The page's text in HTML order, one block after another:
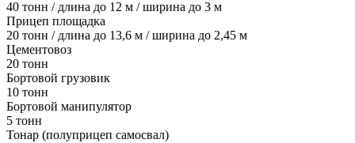
40 тонн / длина до 12 м / ширина до 3 м
Прицеп площадка
20 тонн / длина до 13,6 м / ширина до 2,45 м
Цементовоз
20 тонн
Бортовой грузовик
10 тонн
Бортовой манипулятор
5 тонн
Тонар (полуприцеп самосвал)